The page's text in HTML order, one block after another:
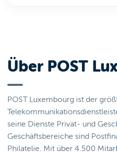
Über POST
POST Luxembourg ist der
seine Dienste Privat- und
Geschäftsbereiche sind
Philatelie. Mit über 4.500